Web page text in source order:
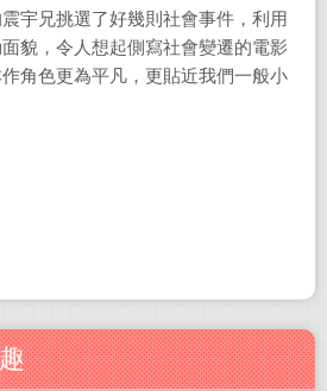
宇兄挑選了好幾則社會事件，利用
貌，令人想起側寫社會變遷的電影
作角色更為平凡，更貼近我們一般小